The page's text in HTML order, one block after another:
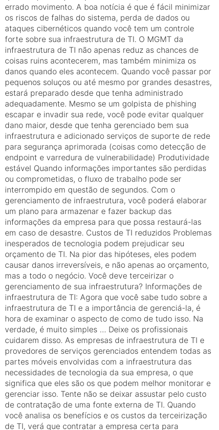
errado movimento. A boa notícia é que é fácil minimizar
os riscos de falhas do sistema, perda de dados ou
ataques cibernéticos quando você tem um controle
forte sobre sua infraestrutura de TI. O MGMT da
infraestrutura de TI não apenas reduz as chances de
coisas ruins acontecerem, mas também minimiza os
danos quando eles acontecem. Quando você passar por
pequenos soluços ou até mesmo por grandes desastres,
estará preparado desde que tenha administrado
adequadamente. Mesmo se um golpista de phishing
escapar e invadir sua rede, você pode evitar qualquer
dano maior, desde que tenha gerenciado bem sua
infraestrutura e adicionado serviços de suporte de rede
para segurança aprimorada (coisas como detecção de
endpoint e varredura de vulnerabilidade) Produtividade
estável Quando informações importantes são perdidas
ou comprometidas, o fluxo de trabalho pode ser
interrompido em questão de segundos. Com o
gerenciamento de infraestrutura, você poderá elaborar
um plano para armazenar e fazer backup das
informações da empresa para que possa restaurá-las
em caso de desastre. Custos de TI reduzidos Problemas
inesperados de tecnologia podem prejudicar seu
orçamento de TI. Na pior das hipóteses, eles podem
causar danos irreversíveis, e não apenas ao orçamento,
mas a todo o negócio. Você deve terceirizar o
gerenciamento de sua infraestrutura? Informações de
infraestrutura de TI: Agora que você sabe tudo sobre a
infraestrutura de TI e a importância de gerenciá-la, é
hora de examinar o aspecto de como de tudo isso. Na
verdade, é muito simples … Deixe os profissionais
cuidarem disso. As empresas de infraestrutura de TI e
provedores de serviços gerenciados entendem todas as
partes móveis envolvidas com a infraestrutura das
necessidades de tecnologia da sua empresa, o que
significa que eles são os que podem melhor monitorar e
gerenciar isso. Tente não se deixar assustar pelo custo
de contratação de uma fonte externa de TI. Quando
você analisa os benefícios e os custos da terceirização
de TI, verá que contratar a empresa certa para